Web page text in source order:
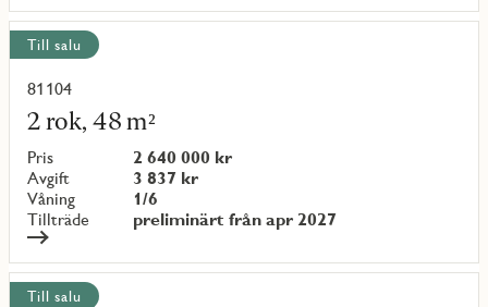
Till salu
81104
2 rok, 48 m²
Pris
2 640 000 kr
Avgift
3 837 kr
Våning
1/6
Tillträde
preliminärt från apr 2027
Läs
mer
om
objekt
{objectNumber}
Till salu